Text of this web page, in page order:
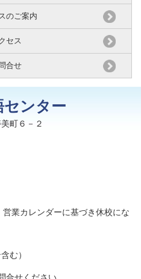
のご案内
セス
合せ
ンター
町６－２
：
レンダーに基づき休校にな
む）